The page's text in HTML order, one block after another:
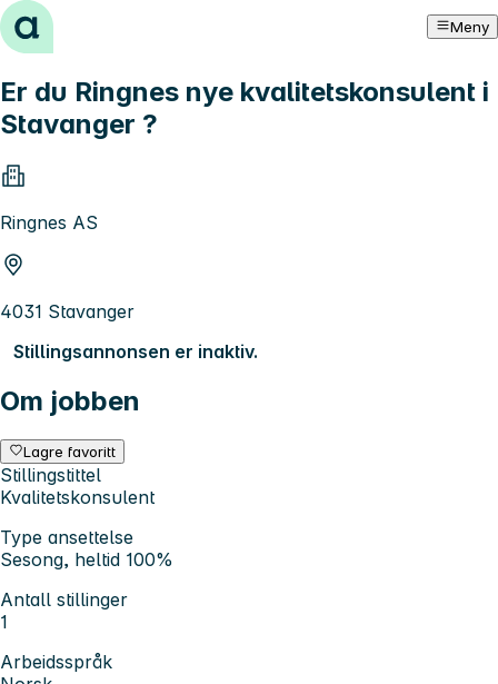
Hopp til innhold Meny
Er du Ringnes nye kvalitetskonsulent i
Stavanger ?
Ringnes AS
4031 Stavanger
Stillingsannonsen er inaktiv.
Om jobben
Lagre favoritt
Stillingstittel
Kvalitetskonsulent
Type ansettelse
Sesong, heltid 100%
Antall stillinger
1
Arbeidsspråk